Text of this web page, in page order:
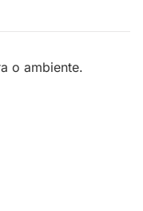
o ambiente.